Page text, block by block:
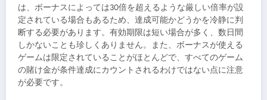
は、ボーナスによっては30倍を超えるような厳しい倍率が設
定されている場合もあるため、達成可能かどうかを冷静に判
断する必要があります。有効期限は短い場合が多く、数日間
しかないことも珍しくありません。また、ボーナスが使える
ゲームは限定されていることがほとんどで、すべてのゲーム
の賭け金が条件達成にカウントされるわけではない点に注意
が必要です。